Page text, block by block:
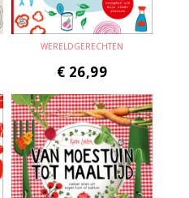
WERELDGERECHTEN
€ 26,99